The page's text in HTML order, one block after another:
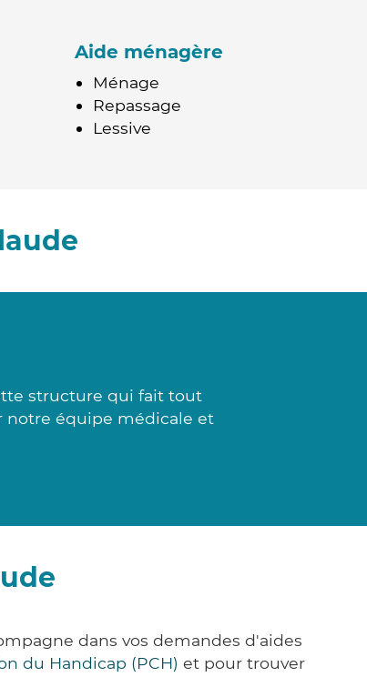
Aide ménagère
Ménage
Repassage
Lessive
structure qui fait tout
notre équipe médicale et
dans vos demandes d'aides
du Handicap (PCH) et pour trouver